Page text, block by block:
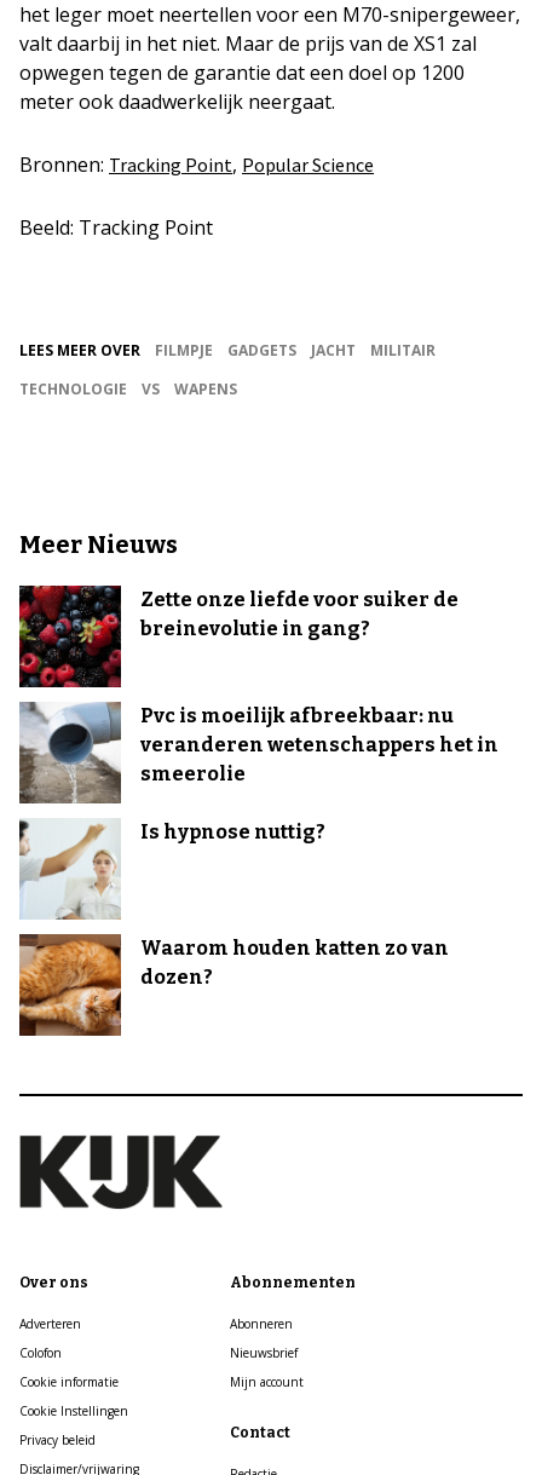
het leger moet neertellen voor een M70-snipergeweer,
valt daarbij in het niet. Maar de prijs van de XS1 zal
opwegen tegen de garantie dat een doel op 1200
meter ook daadwerkelijk neergaat.
Bronnen: Tracking Point, Popular Science
Beeld: Tracking Point
LEES MEER OVER FILMPJE GADGETS JACHT
MILITAIR
TECHNOLOGIE
VS WAPENS
Meer Nieuws
Zette onze liefde voor suiker de
breinevolutie in gang?
Pvc is moeilijk afbreekbaar: nu
veranderen wetenschappers het in
smeerolie
Is hypnose nuttig?
Waarom houden katten zo van
dozen?
Over ons
Adverteren
Colofon
Cookie informatie
Cookie Instellingen
Privacy beleid
Disclaimer/vrijwaring
Abonnementen
Abonneren
Nieuwsbrief
Mijn account
Contact